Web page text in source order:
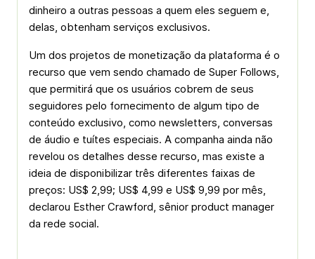
dinheiro a outras pessoas a quem eles seguem e,
delas, obtenham serviços exclusivos.
Um dos projetos de monetização da plataforma é o
recurso que vem sendo chamado de Super Follows,
que permitirá que os usuários cobrem de seus
seguidores pelo fornecimento de algum tipo de
conteúdo exclusivo, como newsletters, conversas
de áudio e tuítes especiais. A companha ainda não
revelou os detalhes desse recurso, mas existe a
ideia de disponibilizar três diferentes faixas de
preços: US$ 2,99; US$ 4,99 e US$ 9,99 por mês,
declarou Esther Crawford, sênior product manager
da rede social.